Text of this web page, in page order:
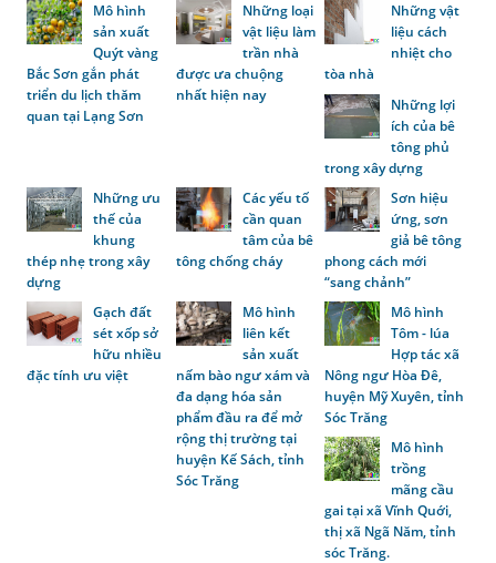
Mô hình
sản xuất
Quýt vàng
Bắc Sơn gắn phát
triển du lịch thăm
quan tại Lạng Sơn
Những loại
vật liệu làm
trần nhà
được ưa chuộng
nhất hiện nay
Những vật
liệu cách
nhiệt cho
tòa nhà
Những lợi
ích của bê
tông phủ
trong xây dựng
Những ưu
thế của
khung
thép nhẹ trong xây
dựng
Các yếu tố
cần quan
tâm của bê
tông chống cháy
Sơn hiệu
ứng, sơn
giả bê tông
phong cách mới
“sang chảnh”
Gạch đất
sét xốp sở
hữu nhiều
đặc tính ưu việt
Mô hình
liên kết
sản xuất
nấm bào ngư xám và
đa dạng hóa sản
phẩm đầu ra để mở
rộng thị trường tại
huyện Kế Sách, tỉnh
Sóc Trăng
Mô hình
Tôm - lúa
Hợp tác xã
Nông ngư Hòa Đê,
huyện Mỹ Xuyên, tỉnh
Sóc Trăng
Mô hình
trồng
mãng cầu
gai tại xã Vĩnh Quới,
thị xã Ngã Năm, tỉnh
sóc Trăng.